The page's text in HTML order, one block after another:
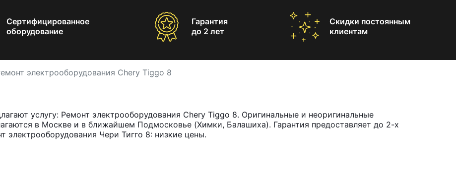
Сертифицированное
оборудование
Гарантия
до 2 лет
Скидки постоянным
клиентам
электрооборудования Chery Tiggo 8
услугу: Ремонт электрооборудования Chery Tiggo 8. Оригинальные и неоригинальные
в Москве и в ближайшем Подмосковье (Химки, Балашиха). Гарантия предоставляет до 2-х
электрооборудования Чери Тигго 8: низкие цены.